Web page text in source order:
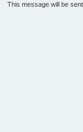
This message will be